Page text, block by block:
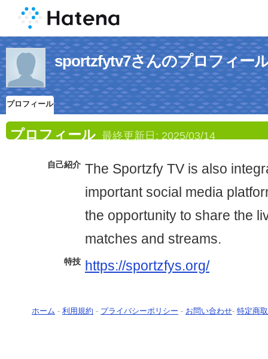
sportzfytv7さんのプロフィー
プロフィール
プロフィール 最終更新日: 2025/03/14
自己紹介 The Sportzfy TV is also
important social media
the opportunity to share the
matches and streams.
特技 https://sportzfys.org/
ホーム - 利用規約 - プライバシーポリシー - お問い合わせ- 特定商